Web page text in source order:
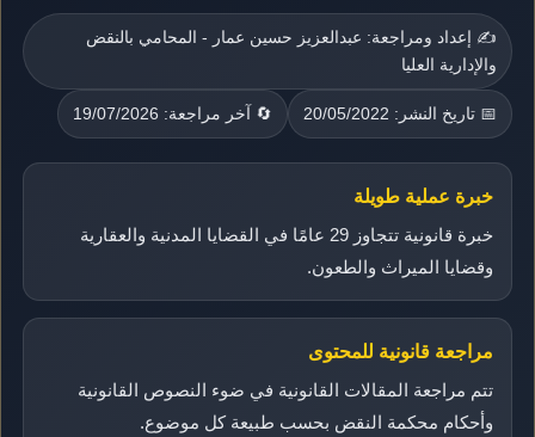
✍️ إعداد ومراجعة: عبدالعزيز حسين عمار - المحامي بالنقض
والإدارية العليا
📅 تاريخ النشر: 20/05/2022 🔄 آخر مراجعة: 19/07/2026
خبرة عملية طويلة
خبرة قانونية تتجاوز 29 عامًا في القضايا المدنية والعقارية
وقضايا الميراث والطعون.
مراجعة قانونية للمحتوى
تتم مراجعة المقالات القانونية في ضوء النصوص القانونية
وأحكام محكمة النقض بحسب طبيعة كل موضوع.